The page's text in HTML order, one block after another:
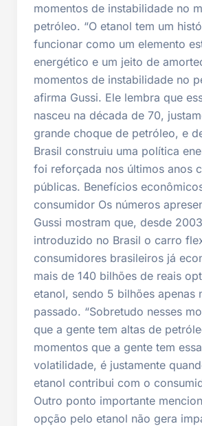
momentos de instabilidade no
petróleo. “O etanol tem um
funcionar como um elemento
energético e um jeito de
momentos de instabilidade no
afirma Gussi. Ele lembra que
nasceu na década de 70,
grande choque de petróleo, e
Brasil construiu uma política
foi reforçada nos últimos anos
públicas. Benefícios
consumidor Os números
Gussi mostram que, desde
introduzido no Brasil o carro
consumidores brasileiros já
mais de 140 bilhões de reais
etanol, sendo 5 bilhões apenas
passado. “Sobretudo nesses
que a gente tem altas de
momentos que a gente tem
volatilidade, é justamente
etanol contribui com o
Outro ponto importante
opção pelo etanol não gera